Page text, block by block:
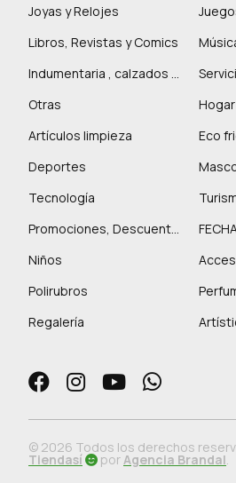
Joyas y Relojes
Libros, Revistas y Comics
Indumentaria , calzados y marroquinería
Otras
Hogar
Artículos limpieza
Eco
Deportes
Tecnología
Promociones, Descuentos y más
Niños
Polirubros
Regalería
© 2026 Todos los derechos
Tiendasí porAgencia Brandal.